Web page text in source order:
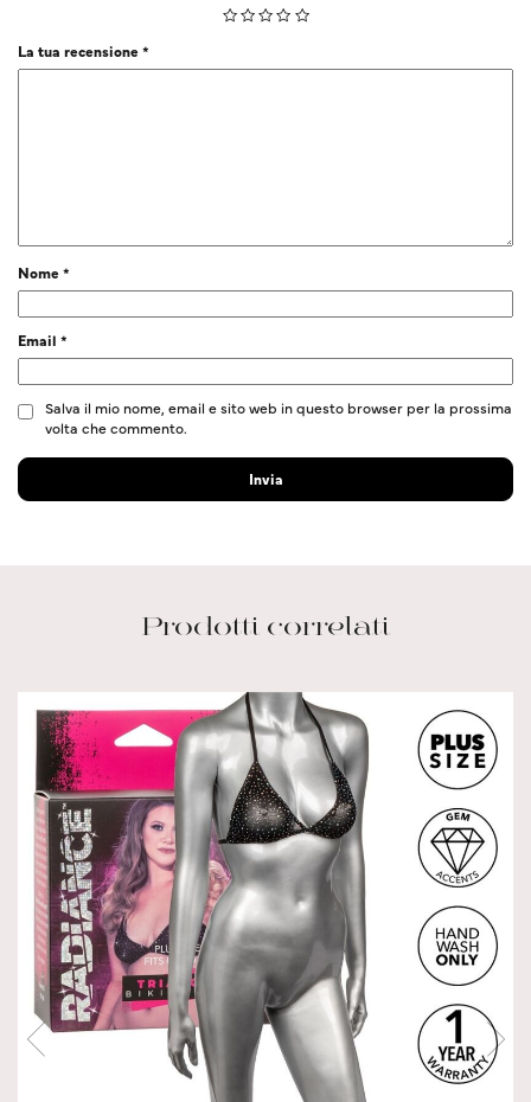
La tua recensione*
Nome*
Email *
Salva il mio nome, email e sito web in questo browser per la prossima
volta che commento.
Prodotti correlati